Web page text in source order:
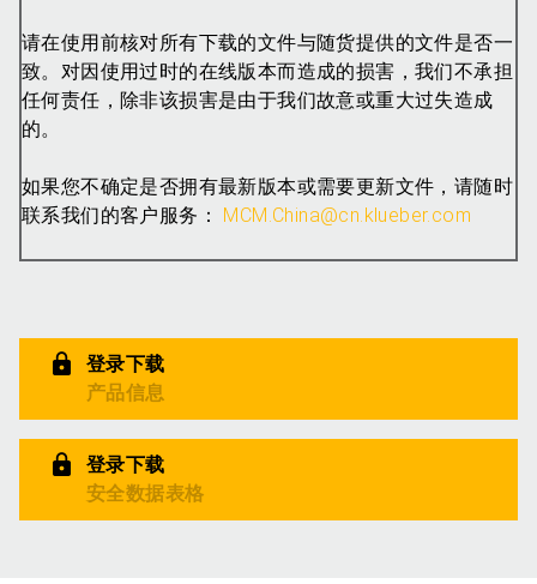
请在使用前核对所有下载的文件与随货提供的文件是否一
致。对因使用过时的在线版本而造成的损害，我们不承担
任何责任，除非该损害是由于我们故意或重大过失造成
的。
如果您不确定是否拥有最新版本或需要更新文件，请随时
联系我们的客户服务： MCM.China@cn.klueber.com
登录下载
产品信息
登录下载
安全数据表格